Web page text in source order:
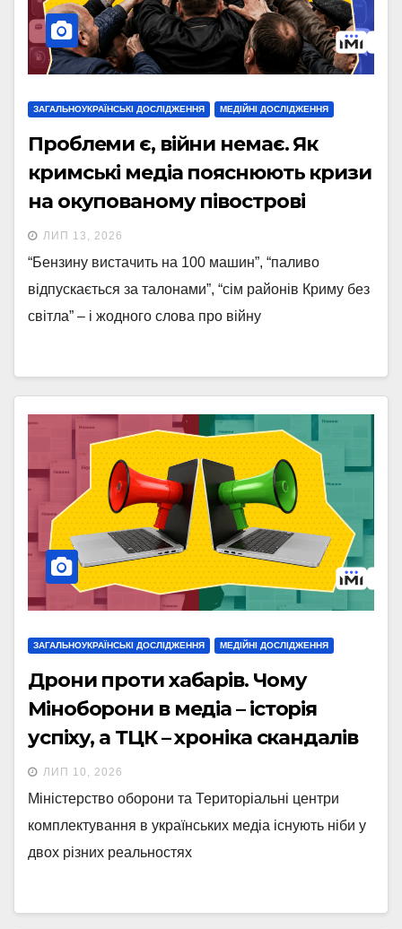
ЗАГАЛЬНОУКРАЇНСЬКІ ДОСЛІДЖЕННЯ МЕДІЙНІ ДОСЛІДЖЕННЯ
Проблеми є, війни немає. Як
кримські медіа пояснюють кризи
на окупованому півострові
ЛИП 13, 2026
“Бензину вистачить на 100 машин”, “паливо
відпускається за талонами”, “сім районів Криму без
світла” – і жодного слова про війну
ЗАГАЛЬНОУКРАЇНСЬКІ ДОСЛІДЖЕННЯ МЕДІЙНІ ДОСЛІДЖЕННЯ
Дрони проти хабарів. Чому
Міноборони в медіа – історія
успіху, а ТЦК – хроніка скандалів
ЛИП 10, 2026
Міністерство оборони та Територіальні центри
комплектування в українських медіа існують ніби у
двох різних реальностях